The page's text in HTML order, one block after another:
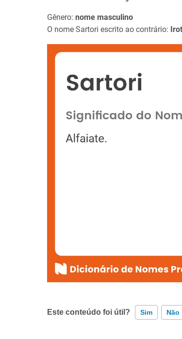
Gênero: nome masculino
O nome Sartori escrito ao contrário:
Este conteúdo foi útil? Sim Não